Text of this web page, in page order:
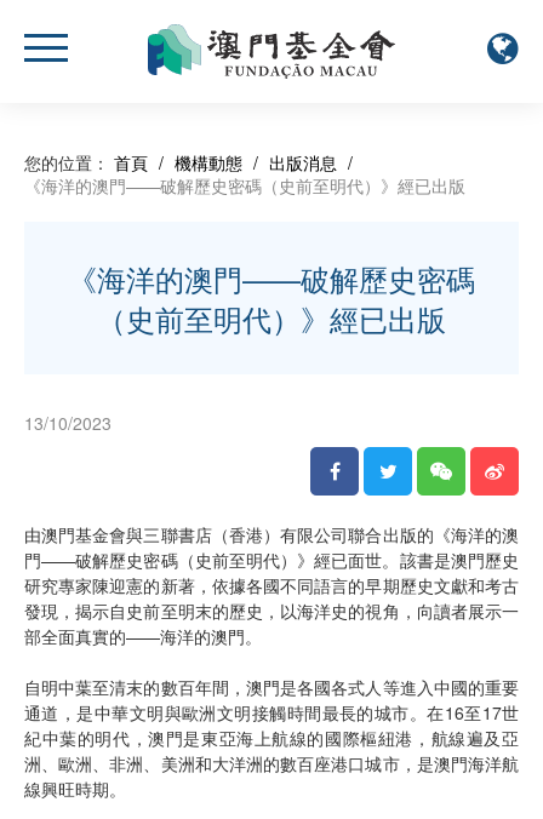
您的位置： 首頁 / 機構動態 / 出版消息 /
《海洋的澳門——破解歷史密碼（史前至明代）》經已出版
《海洋的澳門——破解歷史密碼
（史前至明代）》經已出版
13/10/2023
由澳門基金會與三聯書店（香港）有限公司聯合出版的《海洋的澳
門——破解歷史密碼（史前至明代）》經已面世。該書是澳門歷史
研究專家陳迎憲的新著，依據各國不同語言的早期歷史文獻和考古
發現，揭示自史前至明末的歷史，以海洋史的視角，向讀者展示一
部全面真實的——海洋的澳門。
自明中葉至清末的數百年間，澳門是各國各式人等進入中國的重要
通道，是中華文明與歐洲文明接觸時間最長的城市。在16至17世
紀中葉的明代，澳門是東亞海上航線的國際樞紐港，航線遍及亞
洲、歐洲、非洲、美洲和大洋洲的數百座港口城市，是澳門海洋航
線興旺時期。